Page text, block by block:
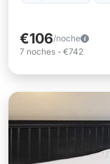
€106/noche
7 noches - €742